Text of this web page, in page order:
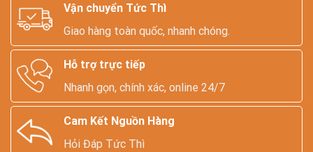
Vận chuyển Tức Thì
Giao hàng toàn quốc, nhanh chóng.
Hỗ trợ trực tiếp
Nhanh gọn, chính xác, online 24/7
Cam Kết Nguồn Hàng
Hỏi Đáp Tức Thì